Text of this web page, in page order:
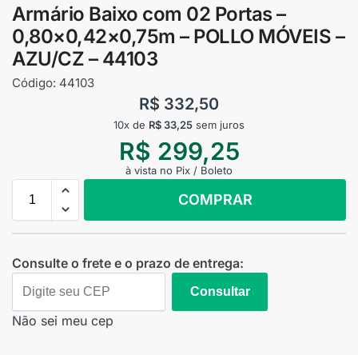
Armário Baixo com 02 Portas –
0,80×0,42×0,75m – POLLO MÓVEIS –
AZU/CZ – 44103
Código: 44103
R$ 332,50
10x de R$33,25 sem juros
R$ 299,25
à vista no Pix / Boleto
COMPRAR
Consulte o frete e o prazo de entrega:
Consultar
Não sei meu cep